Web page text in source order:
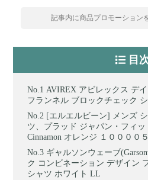
記事内に商品プロモーション
目
AVIREX アビレックス デ
フランネル ブロックチェック
[エルエルビーン] メンズ
ツ、プラッド ジャパン・フィ
Cinnamon オレンジ １００００
ギャルソンウェーブ
ク コンビネーション デザイン
シャツ ホワイト LL